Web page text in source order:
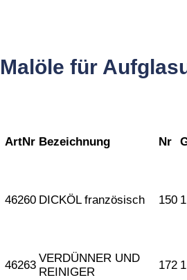
Malöle für
ArtNr Bezeichnung Nr
46260 DICKÖL französisch 150 1
46263
VERDÜNNER UND
REINIGER
172 1